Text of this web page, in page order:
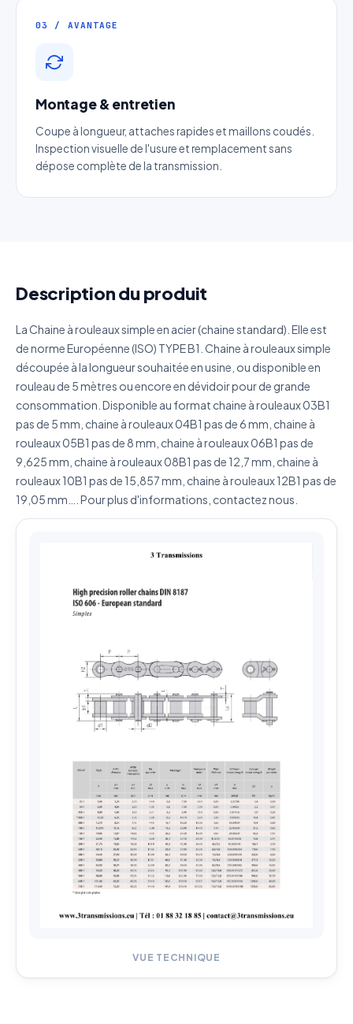
03 / AVANTAGE
Montage & entretien
Coupe à longueur, attaches rapides et maillons coudés.
Inspection visuelle de l'usure et remplacement sans
dépose complète de la transmission.
Description du produit
La Chaine à rouleaux simple en acier (chaine standard). Elle est
de norme Européenne (ISO) TYPE B1. Chaine à rouleaux simple
découpée à la longueur souhaitée en usine, ou disponible en
rouleau de 5 mètres ou encore en dévidoir pour de grande
consommation. Disponible au format chaine à rouleaux 03B1
pas de 5 mm, chaine à rouleaux 04B1 pas de 6 mm, chaine à
rouleaux 05B1 pas de 8 mm, chaine à rouleaux 06B1 pas de
9,625 mm, chaine à rouleaux 08B1 pas de 12,7 mm, chaine à
rouleaux 10B1 pas de 15,857 mm, chaine à rouleaux 12B1 pas de
19,05 mm…. Pour plus d'informations, contactez nous.
VUE TECHNIQUE
Téléphone
Catégorie
Référence produit
J'accepte que mes données soient utilisées pour traiter
ma demande.
Politique de confidentialité
Envoyer ma demande de devis
Vos données sont protégées et ne seront jamais
partagées